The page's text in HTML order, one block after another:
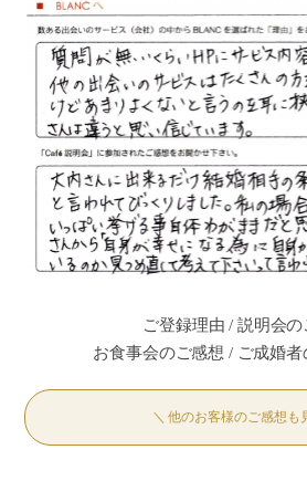
ご登録理由 / 説明会の
お食事会のご感想 / ご成婚
＼ 他のお客様のご感想も